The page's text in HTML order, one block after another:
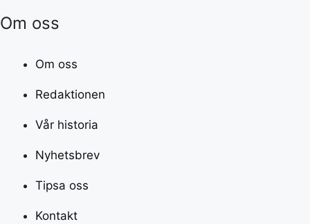
Om oss
Om oss
Redaktionen
Vår historia
Nyhetsbrev
Tipsa oss
Kontakt